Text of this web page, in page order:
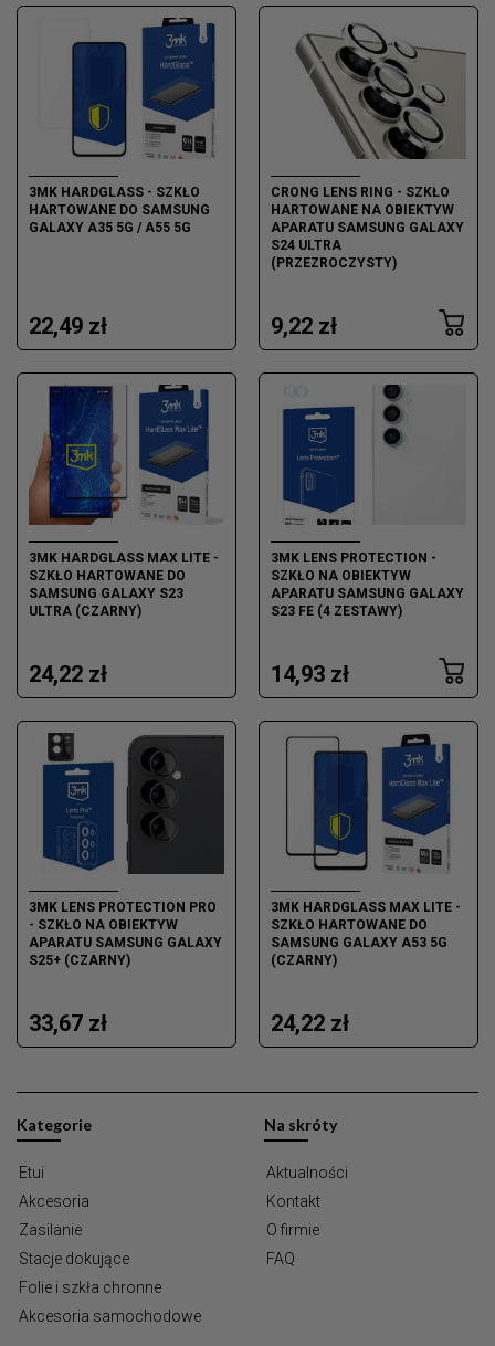
3MK HARDGLASS - SZKŁO
HARTOWANE DO SAMSUNG
GALAXY A35 5G / A55 5G
22,49 zł
CRONG LENS RING - SZKŁO
HARTOWANE NA OBIEKTYW
APARATU SAMSUNG GALAXY
S24 ULTRA
(PRZEZROCZYSTY)
9,22 zł
3MK HARDGLASS MAX LITE -
SZKŁO HARTOWANE DO
SAMSUNG GALAXY S23
ULTRA (CZARNY)
24,22 zł
3MK LENS PROTECTION -
SZKŁO NA OBIEKTYW
APARATU SAMSUNG GALAXY
S23 FE (4 ZESTAWY)
14,93 zł
3MK LENS PROTECTION PRO
- SZKŁO NA OBIEKTYW
APARATU SAMSUNG GALAXY
S25+ (CZARNY)
33,67 zł
3MK HARDGLASS MAX LITE -
SZKŁO HARTOWANE DO
SAMSUNG GALAXY A53 5G
(CZARNY)
24,22 zł
Kategorie
Etui
Akcesoria
Zasilanie
Stacje dokujące
Folie i szkła chronne
Akcesoria samochodowe
Na skróty
Aktualności
Kontakt
O firmie
FAQ